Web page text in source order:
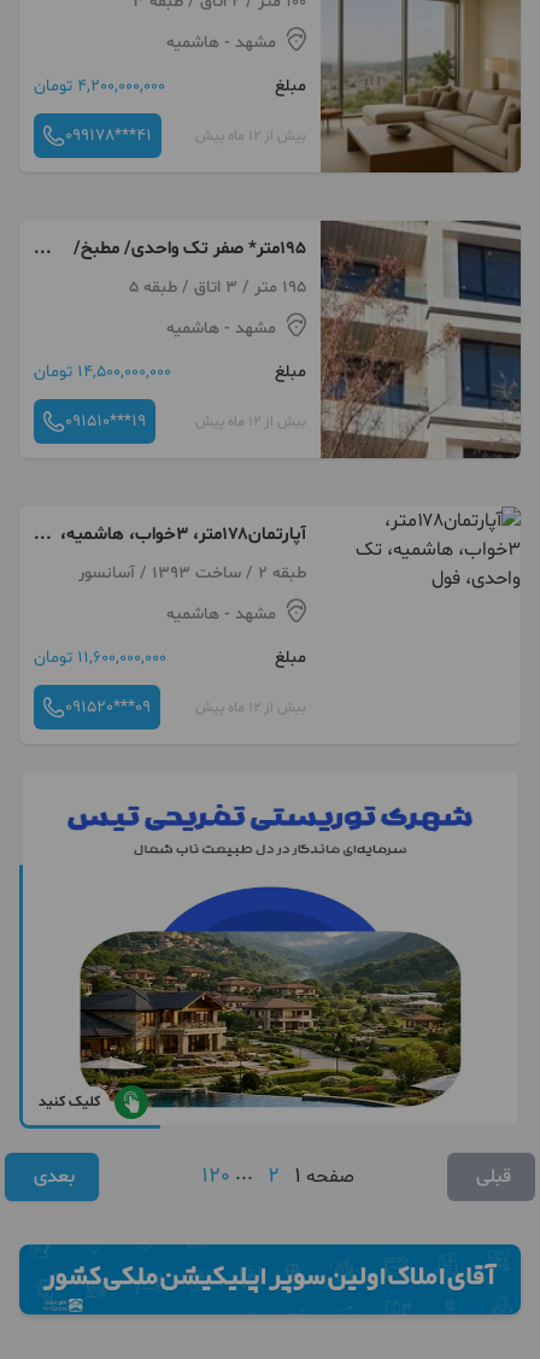
مشهد - هاشمیه
مبلغ
4,200,000,000 تومان
بیش از 12 ماه پیش 099178***41
195متر* صفر تک واحدی/ مطبخ/
مستر* تراس قابل چیدمان
195 متر / 3 اتاق / طبقه 5
مشهد - هاشمیه
مبلغ
14,500,000,000 تومان
بیش از 12 ماه پیش 091510***19
آپارتمان۱۷۸متر، ۳خواب، هاشمیه،
تک واحدی، فول
طبقه 2 / ساخت 1393 / آسانسور
مشهد - هاشمیه
مبلغ
11,600,000,000 تومان
بیش از 12 ماه پیش 091520***09
کلیک کنید
قبلی صفحه 1
2
...
120 بعدی